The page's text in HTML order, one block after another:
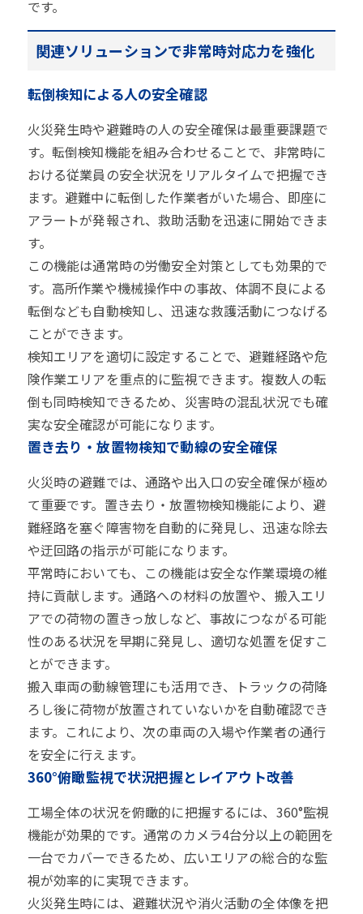
です。
関連ソリューションで非常時対応力を強化
転倒検知による人の安全確認
火災発生時や避難時の人の安全確保は最重要課題で
す。転倒検知機能を組み合わせることで、非常時に
おける従業員の安全状況をリアルタイムで把握でき
ます。避難中に転倒した作業者がいた場合、即座に
アラートが発報され、救助活動を迅速に開始できま
す。
この機能は通常時の労働安全対策としても効果的で
す。高所作業や機械操作中の事故、体調不良による
転倒なども自動検知し、迅速な救護活動につなげる
ことができます。
検知エリアを適切に設定することで、避難経路や危
険作業エリアを重点的に監視できます。複数人の転
倒も同時検知できるため、災害時の混乱状況でも確
実な安全確認が可能になります。
置き去り・放置物検知で動線の安全確保
火災時の避難では、通路や出入口の安全確保が極め
て重要です。置き去り・放置物検知機能により、避
難経路を塞ぐ障害物を自動的に発見し、迅速な除去
や迂回路の指示が可能になります。
平常時においても、この機能は安全な作業環境の維
持に貢献します。通路への材料の放置や、搬入エリ
アでの荷物の置きっ放しなど、事故につながる可能
性のある状況を早期に発見し、適切な処置を促すこ
とができます。
搬入車両の動線管理にも活用でき、トラックの荷降
ろし後に荷物が放置されていないかを自動確認でき
ます。これにより、次の車両の入場や作業者の通行
を安全に行えます。
360°俯瞰監視で状況把握とレイアウト改善
工場全体の状況を俯瞰的に把握するには、360°監視
機能が効果的です。通常のカメラ4台分以上の範囲を
一台でカバーできるため、広いエリアの総合的な監
視が効率的に実現できます。
火災発生時には、避難状況や消火活動の全体像を把